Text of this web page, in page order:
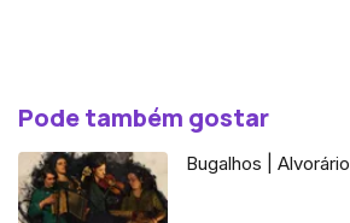
Pode também gostar
Bugalhos | Alvorário